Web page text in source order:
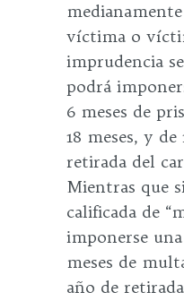
víctima o
imprudencia
podrá
6 meses de
18 meses, y de
retirada del
Mientras que
calificada de
imponerse
meses de
año de